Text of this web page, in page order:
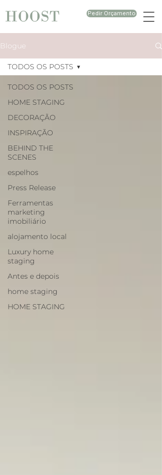
Pedir Orçamento
Blogue
TODOS OS POSTS
HOME STAGING
DECORAÇÃO
INSPIRAÇÃO
BEHIND THE
SCENES
espelhos
Press Release
Ferramentas
marketing
imobiliário
alojamento local
Luxury home
staging
Antes e depois
home staging
HOME STAGING
TODOS OS POSTS